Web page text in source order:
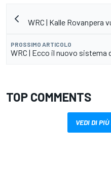
WRC | Kalle Rovanpera
PROSSIMO ARTICOLO
WRC | Ecco il nuovo sistema
TOP COMMENTS
VEDI DI